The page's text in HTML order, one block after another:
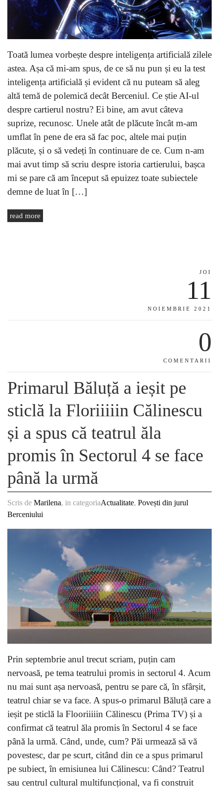
Toată lumea vorbește despre inteligența artificială zilele
astea. Așa că mi-am spus, de ce să nu pun și eu la test
inteligența artificială și evident că nu puteam să aleg
altă temă de polemică decât Berceniul. Ce știe AI-ul
despre cartierul nostru? Ei bine, am avut câteva
suprize, recunosc. Unele atât de plăcute încât m-am
umflat în pene de era să fac poc, altele mai puțin
plăcute, și o să vedeți în continuare de ce. Cum n-am
mai avut timp să scriu despre istoria cartierului, bașca
mi se pare că am început să epuizez toate subiectele
demne de luat în […]
read more
JOI
11
NOIEMBRIE 2021
0
COMENTARII
Primarul Băluță a ieșit pe
sticlă la Floriiiiin Călinescu
și a spus că teatrul ăla
promis în Sectorul 4 se face
până la urmă
Scris de Marilena, in categoriaActualitate, Povești din jurul
Berceniului
Prin septembrie anul trecut scriam, puțin cam
nervoasă, pe tema teatrului promis in sectorul 4. Acum
nu mai sunt așa nervoasă, pentru se pare că, în sfârșit,
teatrul chiar se va face. A spus-o primarul Băluță care a
ieșit pe sticlă la Flooriiiiin Călinescu (Prima TV) și a
confirmat că teatrul ăla promis în Sectorul 4 se face
până la urmă. Când, unde, cum? Păi urmează să vă
povestesc, dar pe scurt, citând din ce a spus primarul
pe subiect, în emisiunea lui Călinescu: Când? Teatrul
sau centrul cultural multifuncțional, va fi construit